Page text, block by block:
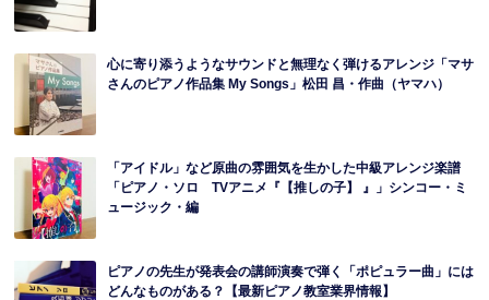
心に寄り添うようなサウンドと無理なく弾けるアレンジ「マサ
さんのピアノ作品集 My Songs」松田 昌・作曲（ヤマハ）
「アイドル」など原曲の雰囲気を生かした中級アレンジ楽譜
「ピアノ・ソロ TVアニメ『【推しの子】 』」シンコー・ミ
ュージック・編
ピアノの先生が発表会の講師演奏で弾く「ポピュラー曲」には
どんなものがある？【最新ピアノ教室業界情報】